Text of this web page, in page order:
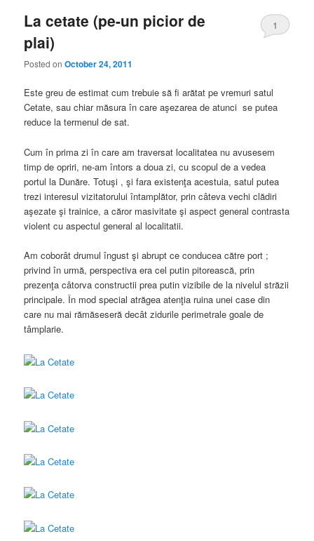
La cetate (pe-un picior de
plai)
Posted onOctober 24, 2011
1
Este greu de estimat cum trebuie să fi arătat pe vremuri satul
Cetate, sau chiar măsura în care aşezarea de atunci se putea
reduce la termenul de sat.
Cum în prima zi în care am traversat localitatea nu avusesem
timp de opriri, ne-am întors a doua zi, cu scopul de a vedea
portul la Dunăre. Totuşi , şi fara existenţa acestuia, satul putea
trezi interesul vizitatorului întamplător, prin câteva vechi clădiri
aşezate şi trainice, a căror masivitate şi aspect general contrasta
violent cu aspectul general al localitatii.
Am coborât drumul îngust şi abrupt ce conducea către port ;
privind în urmă, perspectiva era cel putin pitorească, prin
prezenţa câtorva constructii prea putin vizibile de la nivelul străzii
principale. În mod special atrăgea atenţia ruina unei case din
care nu mai rămăseseră decât zidurile perimetrale goale de
tâmplarie.